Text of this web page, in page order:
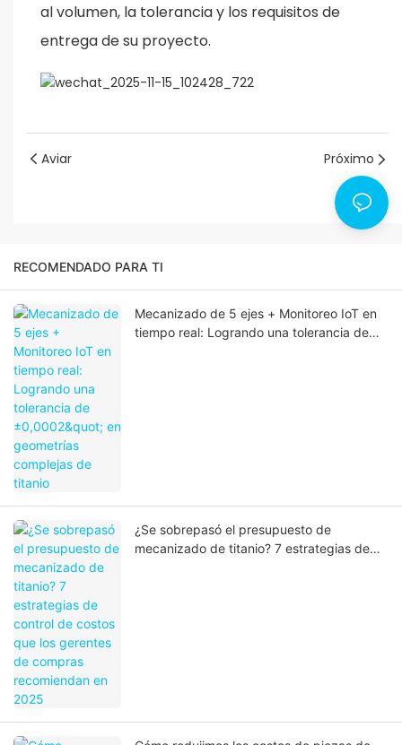
al volumen, la tolerancia y los requisitos de
entrega de su proyecto.
Aviar Próximo
RECOMENDADO PARA TI
Mecanizado de 5 ejes + Monitoreo IoT en
tiempo real: Logrando una tolerancia de
¿Se sobrepasó el presupuesto de
mecanizado de titanio? 7 estrategias de